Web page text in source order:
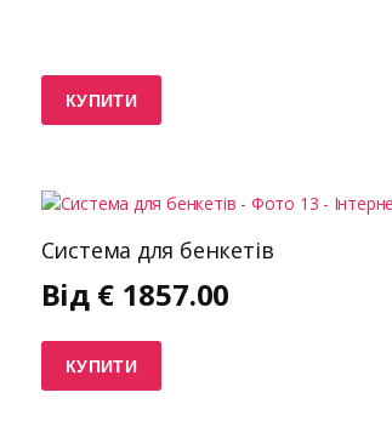
КУПИТИ
Система для бенкетів
Від € 1857.00
КУПИТИ